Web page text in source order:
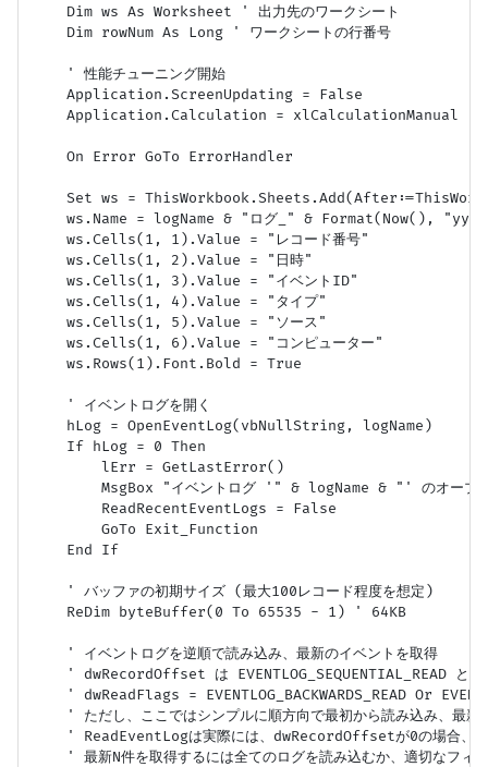
    Dim ws As Worksheet ' 出力先のワークシート
    Dim rowNum As Long ' ワークシートの行番号
    ' 性能チューニング開始
    Application.ScreenUpdating = False
Application.Calculation = xlCalculationManual ' 計
    On Error GoTo ErrorHandler
Set ws =
ws.Name = logName & "ログ_" & Format(Now(),
    ws.Cells(1, 1).Value = "レコード番号"
    ws.Cells(1, 2).Value = "日時"
    ws.Cells(1, 3).Value = "イベントID"
    ws.Cells(1, 4).Value = "タイプ"
    ws.Cells(1, 5).Value = "ソース"
    ws.Cells(1, 6).Value = "コンピューター"
    ws.Rows(1).Font.Bold = True
    ' イベントログを開く
    hLog = OpenEventLog(vbNullString, logName)
    If hLog = 0 Then
        lErr = GetLastError()
MsgBox "イベントログ '" & logName & "' のオープ
        ReadRecentEventLogs = False
        GoTo Exit_Function
    End If
    ' バッファの初期サイズ (最大100レコード程度を想定)
    ReDim byteBuffer(0 To 65535 - 1) ' 64KB
    ' イベントログを逆順で読み込み、最新のイベントを取得
' dwRecordOffset は EVENTLOG_SEQUENTIAL_READ と組み
' dwReadFlags = EVENTLOG_BACKWARDS_READ Or
' ただし、ここではシンプルに順方向で最初から読み込み、最新
' ReadEventLogは実際には、dwRecordOffsetが0の場合、ロ
' 最新N件を取得するには全てのログを読み込むか、適切なフィ